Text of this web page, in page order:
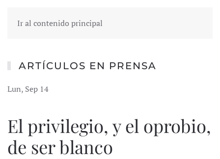
Ir al contenido principal
ARTÍCULOS EN PRENSA
Lun, Sep 14
El privilegio, y el oprobio,
de ser blanco